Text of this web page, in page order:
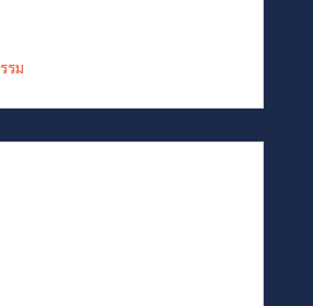
รม